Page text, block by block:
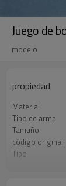
Juego de
modelo
propiedad
Material
Tipo de arma
Tamaño
código original
Tipo